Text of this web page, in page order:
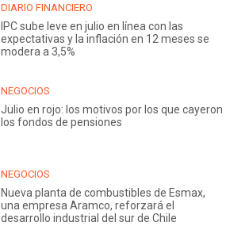
DIARIO FINANCIERO
IPC sube leve en julio en línea con las
expectativas y la inflación en 12 meses se
modera a 3,5%
NEGOCIOS
Julio en rojo: los motivos por los que cayeron
los fondos de pensiones
NEGOCIOS
Nueva planta de combustibles de Esmax,
una empresa Aramco, reforzará el
desarrollo industrial del sur de Chile